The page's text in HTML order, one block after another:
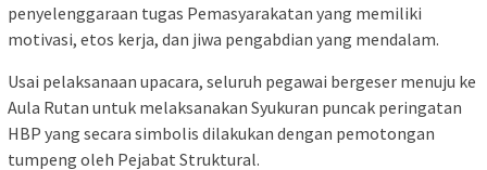
penyelenggaraan tugas Pemasyarakatan yang memiliki
motivasi, etos kerja, dan jiwa pengabdian yang mendalam.
Usai pelaksanaan upacara, seluruh pegawai bergeser menuju ke
Aula Rutan untuk melaksanakan Syukuran puncak peringatan
HBP yang secara simbolis dilakukan dengan pemotongan
tumpeng oleh Pejabat Struktural.